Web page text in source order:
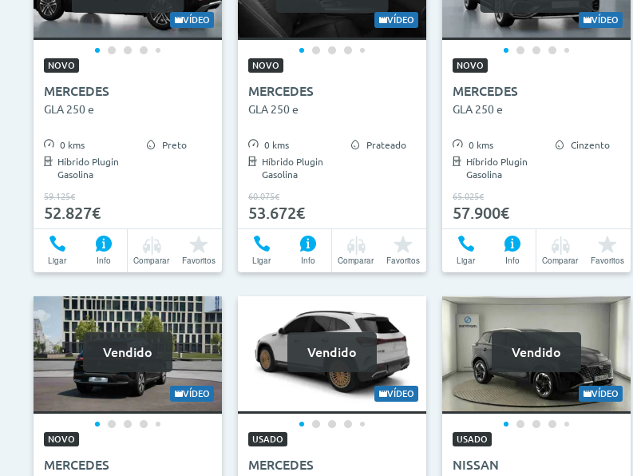
0€ 130.000€
ID do veículo
VÍDEO
NOVO
MERCEDES
GLA 250 e
0 kms
Híbrido Plugin
Gasolina
Preto
59.125€
52.827€
Ligar Info Comparar Favoritos
VÍDEO
NOVO
MERCEDES
GLA 250 e
0 kms
Híbrido Plugin
Gasolina
Prateado
60.075€
53.672€
Ligar Info Comparar Favoritos
VÍDEO
NOVO
MERCEDES
GLA 250 e
0 kms
Híbrido Plugin
Gasolina
Cinzento
65.025€
57.900€
Ligar Info Comparar Favoritos
Vendido
VÍDEO
NOVO
MERCEDES
Vendido
VÍDEO
USADO
MERCEDES
Vendido
VÍDEO
USADO
NISSAN